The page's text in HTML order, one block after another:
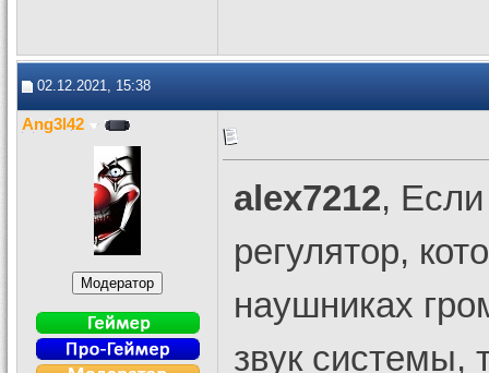
02.12.2021, 15:38
Ang3l42
alex7212,
регулятор,
наушниках
звук системы,